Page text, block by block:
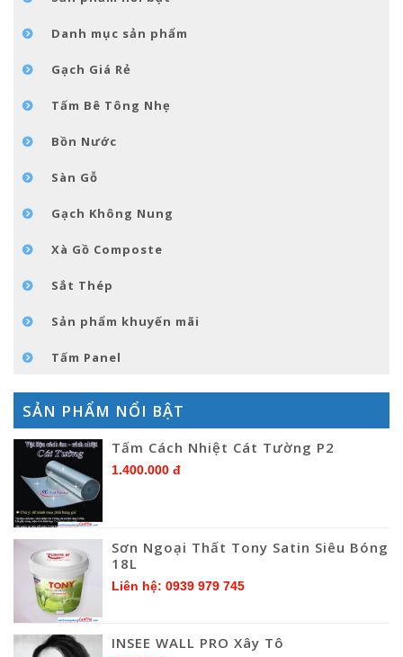
LIÊN HỆDanh mục sản phẩm
Gạch Giá Rẻ
Tấm Bê Tông Nhẹ
Bồn Nước
Sàn Gỗ
Gạch Không Nung
Xà Gồ Composte
Sắt Thép
Sản phẩm khuyến mãi
Tấm Panel
SẢN PHẨM NỔI BẬT
Tấm Cách Nhiệt Cát Tường P2
1.400.000 đ
Sơn Ngoại Thất Tony Satin Siêu Bóng
18L
Liên hệ: 0939 979 745
INSEE WALL PRO Xây Tô